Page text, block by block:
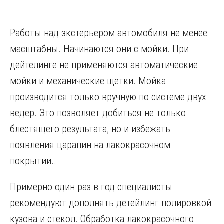
Работы над экстерьером автомобиля не менее
масштабны. Начинаются они с мойки. При
дейтелинге не применяются автоматические
мойки и механические щетки. Мойка
производится только вручную по системе двух
ведер. Это позволяет добиться не только
блестящего результата, но и избежать
появления царапин на лакокрасочном
покрытии..
Примерно один раз в год специалисты
рекомендуют дополнять детейлинг полировкой
кузова и стекол. Обработка лакокрасочного